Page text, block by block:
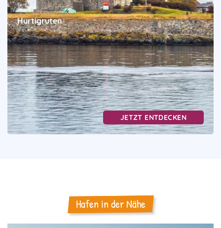
Hurtigruten
JETZT ENTDECKEN
Hafen in der Nähe